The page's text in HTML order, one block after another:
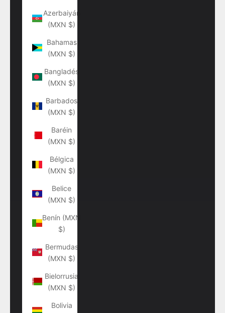
Azerbaiyán
(MXN $)
Bahamas
(MXN $)
Bangladés
(MXN $)
Barbados
(MXN $)
Baréin
(MXN $)
Bélgica
(MXN $)
Belice
(MXN $)
Benín (MXN
$)
Bermudas
(MXN $)
Bielorrusia
(MXN $)
Bolivia